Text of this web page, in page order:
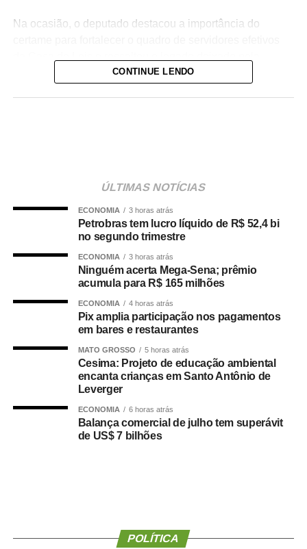
Na ocasião, o deputado destacou a importância do
vagas e formação de cadastro de reserva para cargos de
níveis médio e superior, contemplando funções como
confiança depositada no Instituto Selecon e destacou a
forma como o processo foi conduzido.
“Eu, em nome do Selecon, também agradeço ao
deputado porque, de fato, fizemos um concurso histórico,
graças à oportunidade que o Juca nos deu para
realizarmos esse concurso com qualidade e segurança,
mas, acima de tudo, com muita transparência”, declarou o
presidente da instituição.
CONTINUE LENDO
ÚLTIMAS NOTÍCIAS
ECONOMIA 3 horas atrás
Petrobras tem lucro líquido de R$ 52,4 bi
no segundo trimestre
ECONOMIA 3 horas atrás
Ninguém acerta Mega-Sena; prêmio
acumula para R$ 165 milhões
ECONOMIA 4 horas atrás
Pix amplia participação nos pagamentos
em bares e restaurantes
MATO GROSSO 5 horas atrás
Cesima: Projeto de educação ambiental
encanta crianças em Santo Antônio de
Leverger
ECONOMIA 6 horas atrás
Balança comercial de julho tem superávit
de US$ 7 bilhões
POLÍTICA